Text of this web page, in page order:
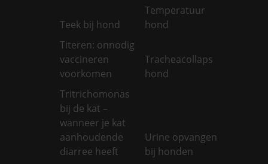
Teek bij hond
Temperatuur
hond
Titeren: onnodig
vaccineren
voorkomen
Tracheacollaps
hond
Tritrichomonas
bij de kat –
wanneer je kat
aanhoudende
diarree heeft
Urine opvangen
bij honden